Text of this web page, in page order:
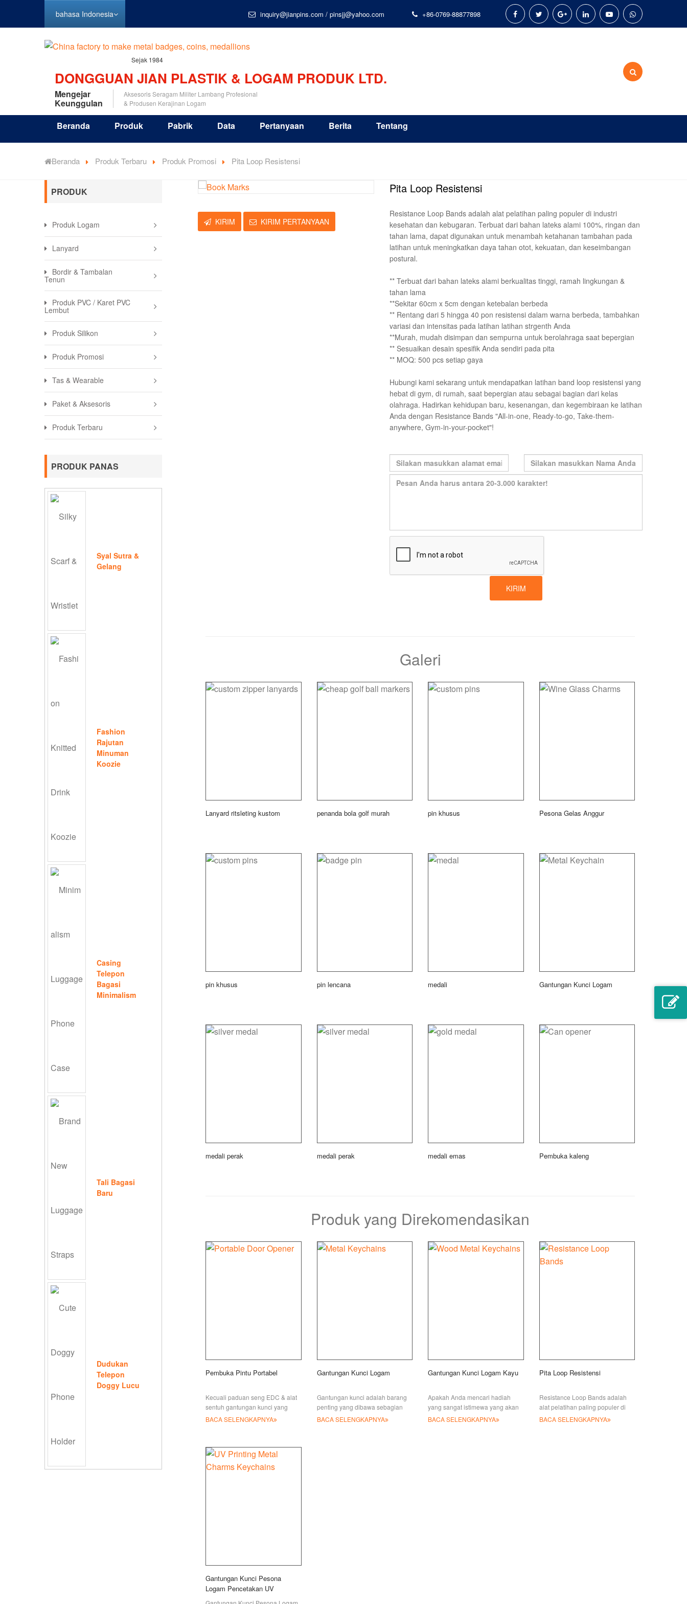
bahasa Indonesia inquiry@jianpins.com / pinsjj@yahoo.com +86-0769-88877898
Sejak 1984
DONGGUAN JIAN PLASTIK & LOGAM PRODUK LTD.
Mengejar
Keunggulan
Aksesoris Seragam Militer Lambang Profesional
& Produsen Kerajinan Logam
Beranda Produk Pabrik Data Pertanyaan Berita Tentang
Beranda Produk Terbaru Produk Promosi Pita Loop Resistensi
PRODUK
Produk Logam
Lanyard
Bordir & Tambalan
Tenun
Produk PVC / Karet PVC
Lembut
Produk Silikon
Produk Promosi
Tas & Wearable
Paket & Aksesoris
Produk Terbaru
PRODUK PANAS
Syal Sutra &
Gelang
Fashion
Rajutan
Minuman
Koozie
Casing
Telepon
Bagasi
Minimalism
Tali Bagasi
Baru
Dudukan
Telepon
Doggy Lucu
KIRIM KIRIM PERTANYAAN
Pita Loop Resistensi
Resistance Loop Bands adalah alat pelatihan paling populer di industri
kesehatan dan kebugaran. Terbuat dari bahan lateks alami 100%, ringan dan
tahan lama, dapat digunakan untuk menambah ketahanan tambahan pada
latihan untuk meningkatkan daya tahan otot, kekuatan, dan keseimbangan
postural.
** Terbuat dari bahan lateks alami berkualitas tinggi, ramah lingkungan &
tahan lama
**Sekitar 60cm x 5cm dengan ketebalan berbeda
** Rentang dari 5 hingga 40 pon resistensi dalam warna berbeda, tambahkan
variasi dan intensitas pada latihan latihan strgenth Anda
**Murah, mudah disimpan dan sempurna untuk berolahraga saat bepergian
** Sesuaikan desain spesifik Anda sendiri pada pita
** MOQ: 500 pcs setiap gaya
Hubungi kami sekarang untuk mendapatkan latihan band loop resistensi yang
hebat di gym, di rumah, saat bepergian atau sebagai bagian dari kelas
olahraga. Hadirkan kehidupan baru, kesenangan, dan kegembiraan ke latihan
Anda dengan Resistance Bands "All-in-one, Ready-to-go, Take-them-
anywhere, Gym-in-your-pocket"!
KIRIM
Galeri
Lanyard ritsleting kustom penanda bola golf murah pin khusus Pesona Gelas Anggur
pin khusus pin lencana medali Gantungan Kunci Logam
medali perak medali perak medali emas Pembuka kaleng
Produk yang Direkomendasikan
Pembuka Pintu Portabel
Kecuali paduan seng EDC & alat
sentuh gantungan kunci yang
dibuat stainless steel, JIAN juga
BACA SELENGKAPNYA
Gantungan Kunci Logam
Gantungan kunci adalah barang
penting yang dibawa sebagian
besar orang setiap hari. Jika Anda
BACA SELENGKAPNYA
Gantungan Kunci Logam Kayu
Apakah Anda mencari hadiah
yang sangat istimewa yang akan
tetap dalam ingatan abadi dan
BACA SELENGKAPNYA
Pita Loop Resistensi
Resistance Loop Bands adalah
alat pelatihan paling populer di
industri kesehatan dan
BACA SELENGKAPNYA
Gantungan Kunci Pesona
Logam Pencetakan UV